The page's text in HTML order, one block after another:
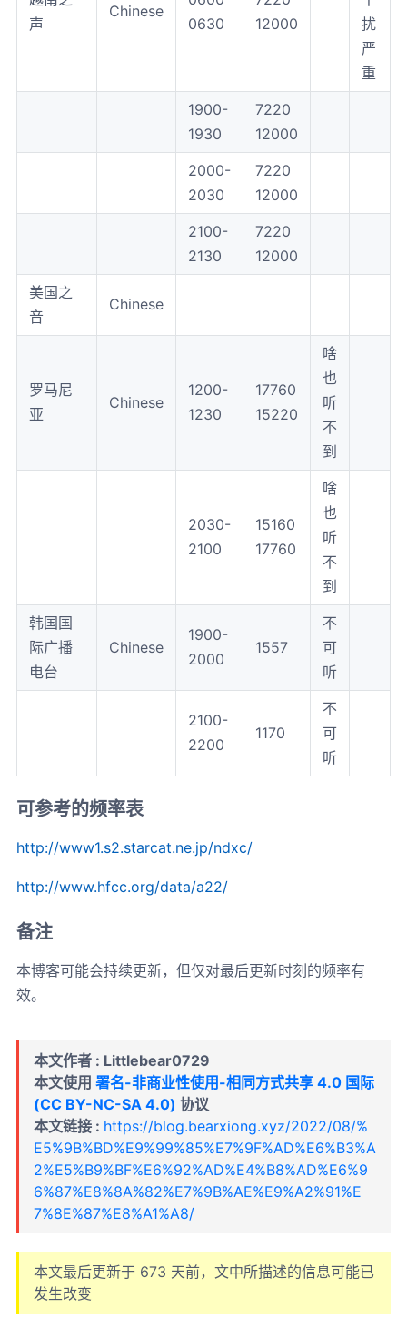
声
Chinese
0630
12000
扰
严
重
1900-
1930
7220
12000
2000-
2030
7220
12000
2100-
2130
7220
12000
美国之
音
Chinese
罗马尼
亚
Chinese
1200-
1230
17760
15220
啥
也
听
不
到
2030-
2100
15160
17760
啥
也
听
不
到
韩国国
际广播
电台
Chinese
1900-
2000
1557
不
可
听
2100-
2200
1170
不
可
听
可参考的频率表
http://www1.s2.starcat.ne.jp/ndxc/
http://www.hfcc.org/data/a22/
备注
本博客可能会持续更新，但仅对最后更新时刻的频率有
效。
本文作者 : Littlebear0729
本文使用 署名-非商业性使用-相同方式共享 4.0 国际
(CC BY-NC-SA 4.0) 协议
本文链接 : https://blog.bearxiong.xyz/2022/08/%
E5%9B%BD%E9%99%85%E7%9F%AD%E6%B3%A
2%E5%B9%BF%E6%92%AD%E4%B8%AD%E6%9
6%87%E8%8A%82%E7%9B%AE%E9%A2%91%E
7%8E%87%E8%A1%A8/
本文最后更新于 673 天前，文中所描述的信息可能已
发生改变